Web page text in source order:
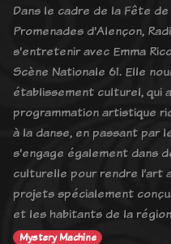
Dans le cadre de la Fête
Promenades d'Alençon,
s'entretenir avec Emma
Scène Nationale 61. Elle
établissement culturel, qui
programmation artistique
à la danse, en passant par
s'engage également dans
culturelle pour rendre l’art
projets spécialement
et les habitants de la
Mystery Machine